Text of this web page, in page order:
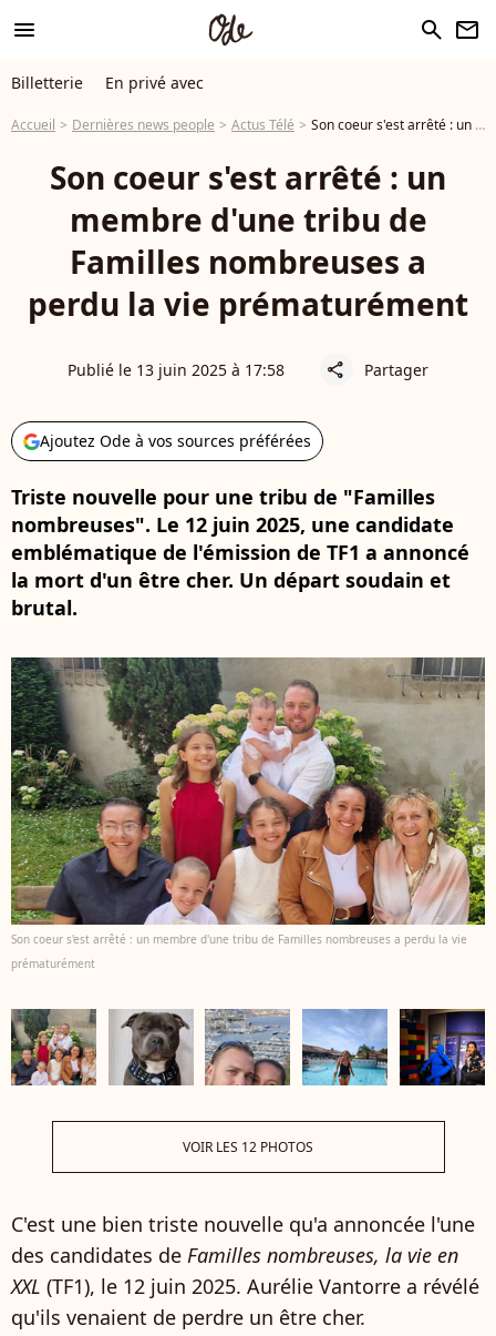
menu search newsletter
Billetterie En privé avec
Accueil Dernières news people Actus Télé Son coeur s'est arrêté : un membre d'une tribu de Familles nombreuses a perdu la vie prématurément
Son coeur s'est arrêté : un
membre d'une tribu de
Familles nombreuses a
perdu la vie prématurément
Publié le 13 juin 2025 à 17:58 share Partager
Ajoutez Ode à vos sources préférées
Triste nouvelle pour une tribu de "Familles
nombreuses". Le 12 juin 2025, une candidate
emblématique de l'émission de TF1 a annoncé
la mort d'un être cher. Un départ soudain et
brutal.
Son coeur s'est arrêté : un membre d'une tribu de Familles nombreuses a perdu la vie
prématurément
VOIR LES 12 PHOTOS
C'est une bien triste nouvelle qu'a annoncée l'une
des candidates de Familles nombreuses, la vie en
XXL (TF1), le 12 juin 2025. Aurélie Vantorre a révélé
qu'ils venaient de perdre un être cher.